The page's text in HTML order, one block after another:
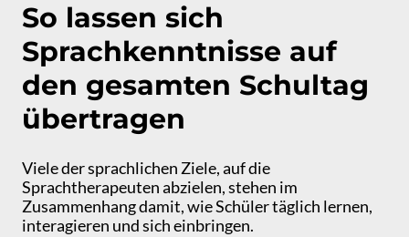
So lassen sich
Sprachkenntnisse auf
den gesamten Schultag
übertragen
Viele der sprachlichen Ziele, auf die
Sprachtherapeuten abzielen, stehen im
Zusammenhang damit, wie Schüler täglich lernen,
interagieren und sich einbringen.